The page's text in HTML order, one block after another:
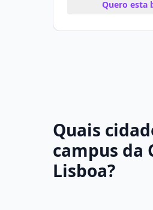
Quero esta
Quais
campus da
Lisboa?